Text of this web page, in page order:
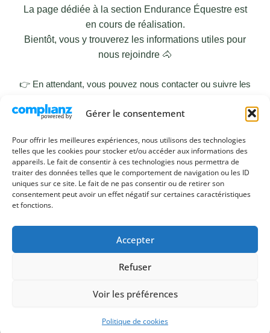
Gérer le consentement
Pour offrir les meilleures expériences, nous utilisons des technologies
telles que les cookies pour stocker et/ou accéder aux informations des
appareils. Le fait de consentir à ces technologies nous permettra de
traiter des données telles que le comportement de navigation ou les ID
uniques sur ce site. Le fait de ne pas consentir ou de retirer son
consentement peut avoir un effet négatif sur certaines caractéristiques
et fonctions.
Accepter
Refuser
Voir les préférences
Politique de cookies
La page dédiée à la section Endurance Équestre est
en cours de réalisation.
Bientôt, vous y trouverez les informations utiles pour
nous rejoindre 🐴
👉 En attendant, vous pouvez nous contacter ou suivre les
Retour menu
confidentialité
Copyright © 2026 Grand Parquet Endurance (GPE) | Propulsé